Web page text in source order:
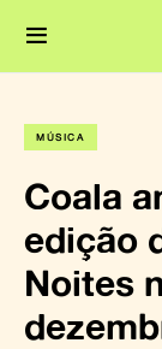
MÚSICA
Coala
edição
Noites